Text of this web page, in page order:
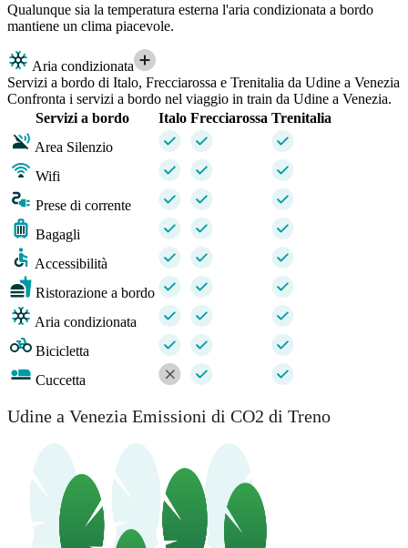
Qualunque sia la temperatura esterna l'aria condizionata a bordo
mantiene un clima piacevole.
Aria condizionata
Servizi a bordo di Italo, Frecciarossa e Trenitalia da Udine a Venezia
Confronta i servizi a bordo nel viaggio in train da Udine a Venezia.
Servizi a bordo
Italo Frecciarossa Trenitalia
Area Silenzio
Wifi
Prese di corrente
Bagagli
Accessibilità
Ristorazione a bordo
Aria condizionata
Bicicletta
Cuccetta
Udine a Venezia Emissioni di CO2 di Treno